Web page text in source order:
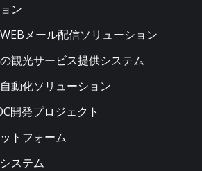
ン
メール配信ソリューション
観光サービス提供システム
動化ソリューション
開発プロジェクト
トフォーム
ステム